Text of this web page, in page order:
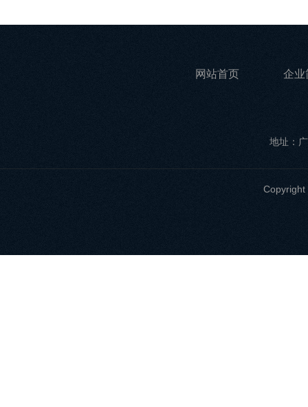
网站首页 企业
地址：